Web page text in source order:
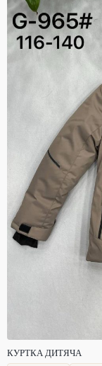
КУРТКА ДИТЯЧА